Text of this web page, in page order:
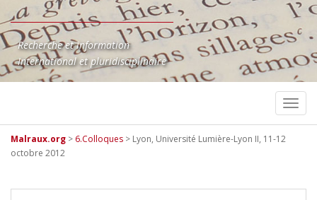
Recherche et information
International et pluridisciplinaire
Malraux.org > 6.Colloques > Lyon, Université Lumière-Lyon II, 11-12
octobre 2012